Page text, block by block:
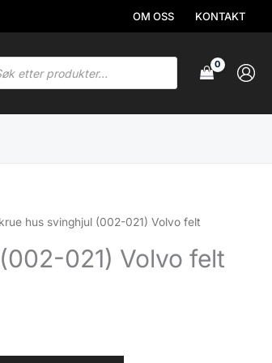
OM OSS KONTAKT
hus svinghjul (002-021) Volvo felt
021) Volvo felt